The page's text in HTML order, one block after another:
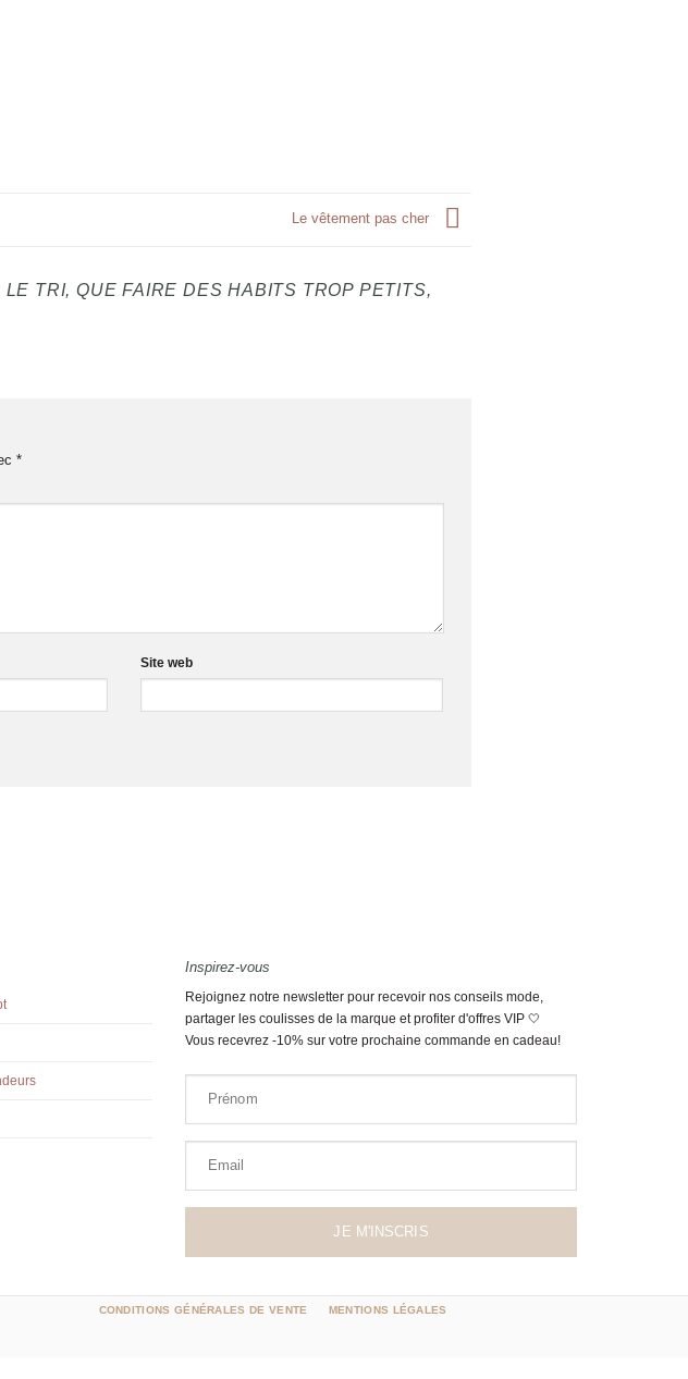
Le vêtement pas cher
TRI, QUE FAIRE DES HABITS TROP PETITS,
*
Site web
Inspirez-vous
Rejoignez notre newsletter pour recevoir nos conseils mode,
partager les coulisses de la marque et profiter d'offres VIP 🤍
Vous recevrez -10% sur votre prochaine commande en cadeau!
Prénom
Email
JE M'INSCRIS
CONDITIONS GÉNÉRALES DE VENTE MENTIONS LÉGALES